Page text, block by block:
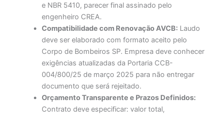
e NBR 5410, parecer final assinado pelo
engenheiro CREA.
Compatibilidade com Renovação AVCB: Laudo
deve ser elaborado com formato aceito pelo
Corpo de Bombeiros SP. Empresa deve conhecer
exigências atualizadas da Portaria CCB-
004/800/25 de março 2025 para não entregar
documento que será rejeitado.
Orçamento Transparente e Prazos Definidos:
Contrato deve especificar: valor total,